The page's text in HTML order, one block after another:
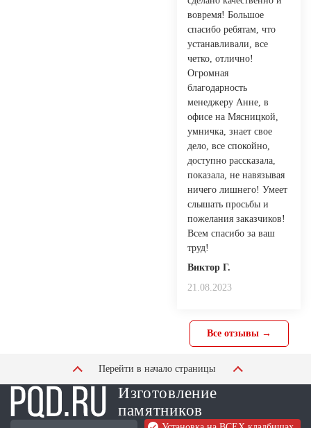
вовремя! Большое
спасибо ребятам, что
устанавливали, все
четко, отлично!
Огромная
благодарность
менеджеру Анне, в
офисе на Мясницкой,
умничка, знает свое
дело, все спокойно,
доступно рассказала,
показала, не навязывая
ничего лишнего! Умеет
слышать просьбы и
пожелания заказчиков!
Всем спасибо за ваш
труд!
Виктор Г.
21.08.2023
Все отзывы →
Перейти в начало страницы
Изготовление
памятников